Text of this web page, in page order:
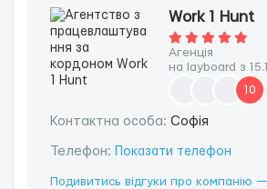
Work 1 Hunt
Агенція
на layboard з
10
Контактна особа: Софія
Телефон: Показати телефон
Подивитись відгуки про компанію